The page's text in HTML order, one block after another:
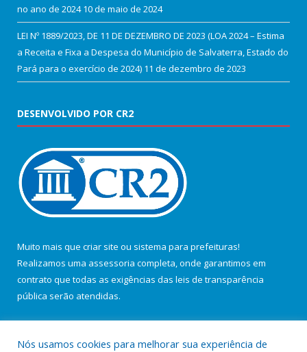
no ano de 2024 10 de maio de 2024
LEI Nº 1889/2023, DE 11 DE DEZEMBRO DE 2023 (LOA 2024 – Estima
a Receita e Fixa a Despesa do Município de Salvaterra, Estado do
Pará para o exercício de 2024) 11 de dezembro de 2023
DESENVOLVIDO POR CR2
Muito mais que criar site ou sistema para prefeituras!
Realizamos uma assessoria completa, onde garantimos em
contrato que todas as exigências das leis de transparência
pública serão atendidas.
Nós usamos cookies para melhorar sua experiência de